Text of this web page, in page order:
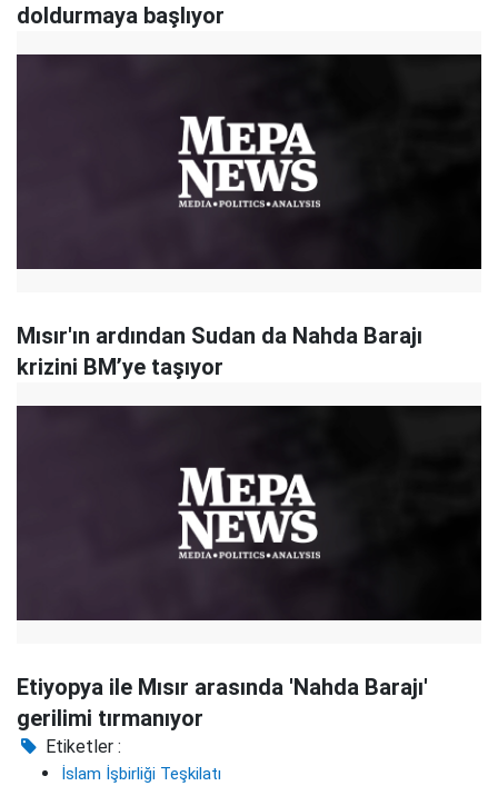
doldurmaya başlıyor
Mısır'ın ardından Sudan da Nahda Barajı
krizini BM’ye taşıyor
Etiyopya ile Mısır arasında 'Nahda Barajı'
gerilimi tırmanıyor
Etiketler :
İslam İşbirliği Teşkilatı